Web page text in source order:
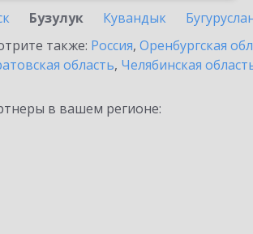
Бузулук Кувандык
также: Россия, Оренбургская
область, Челябинская
в вашем регионе: